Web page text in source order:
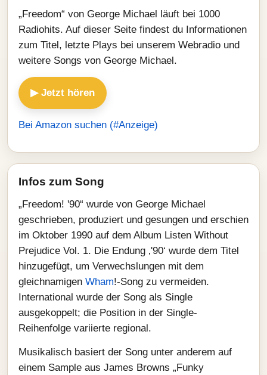
„Freedom“ von George Michael läuft bei 1000
Radiohits. Auf dieser Seite findest du Informationen
zum Titel, letzte Plays bei unserem Webradio und
weitere Songs von George Michael.
▶ Jetzt hören
Bei Amazon suchen (#Anzeige)
Infos zum Song
„Freedom! '90“ wurde von George Michael
geschrieben, produziert und gesungen und erschien
im Oktober 1990 auf dem Album Listen Without
Prejudice Vol. 1. Die Endung ‚'90‘ wurde dem Titel
hinzugefügt, um Verwechslungen mit dem
gleichnamigen Wham!-Song zu vermeiden.
International wurde der Song als Single
ausgekoppelt; die Position in der Single-
Reihenfolge variierte regional.
Musikalisch basiert der Song unter anderem auf
einem Sample aus James Browns „Funky